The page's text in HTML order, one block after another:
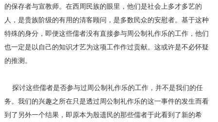
的保存者与宣教师。在西周民族的眼里，他们是社会上多才多艺的
人，是贵族阶级的有用的清客顾问，是多数民众的安慰者。基于这种
特殊的身分，即便这些儒者没有直接参与周公制礼作乐的工作，他们
也一定是以自己的知识才艺为这项工作作过贡献。这或许是不必怀疑
的推测。
探讨这些儒者是否参与过周公制礼作乐的工作，并不是我们的任
务。我们的兴趣之所在只是透过周公制礼作乐的这一事件的发生而看
到了另外一个结果，即原本为殷遗民的那些儒者于此看到了新的希